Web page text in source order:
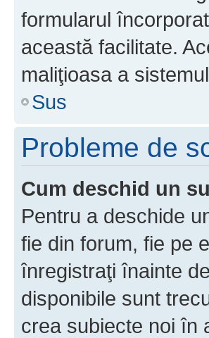
formularul
această facilitate.
maliţioasa a
Sus
Probleme de
Cum deschid un
Pentru a deschide
fie din forum, fie pe
înregistraţi înainte
disponibile sunt
crea subiecte noi în